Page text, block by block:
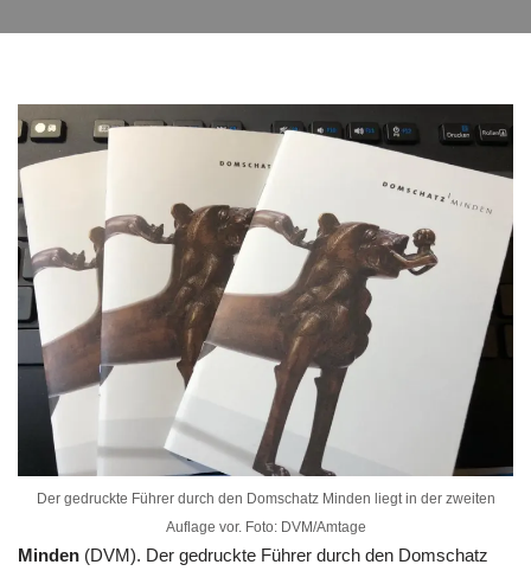
Der gedruckte Führer durch den Domschatz Minden liegt in der zweiten
Auflage vor. Foto: DVM/Amtage
Minden (DVM). Der gedruckte Führer durch den Domschatz